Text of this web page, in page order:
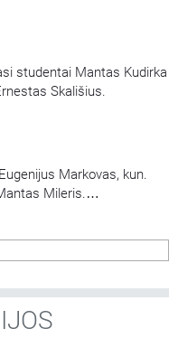
šalindami? Pasakoja
centro
dr. Tadas Raudonis.
studentai Mantas Kudirka
Skališius.
Markovas, kun.
Mileris.
apie jaunystę ir viltį.